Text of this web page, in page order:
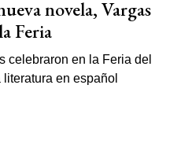
novela, Vargas
Feria